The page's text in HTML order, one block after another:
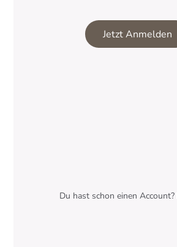
Jetzt Anmelden
Du hast schon einen Account?